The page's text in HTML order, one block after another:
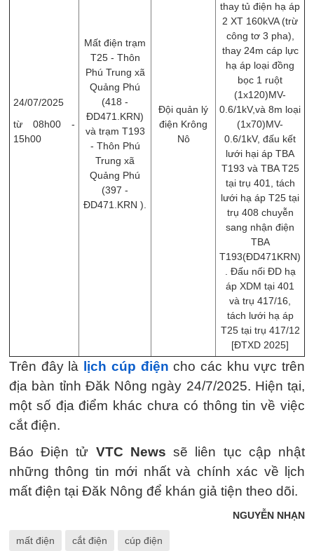
24/07/2025
từ 08h00 -
15h00
Mất điện trạm
T25 - Thôn
Phú Trung xã
Quảng Phú
(418 -
ĐD471.KRN)
và trạm T193
- Thôn Phú
Trung xã
Quảng Phú
(397 -
ĐD471.KRN ).
Đội quản lý
điện Krông
Nô
thay tủ điện hạ áp
2 XT 160kVA (trừ
công tơ 3 pha),
thay 24m cáp lực
hạ áp loại đồng
bọc 1 ruột
(1x120)MV-
0.6/1kV,và 8m loại
(1x70)MV-
0.6/1kV, đấu kết
lưới hại áp TBA
T193 và TBA T25
tại trụ 401, tách
lưới hạ áp T25 tại
trụ 408 chuyễn
sang nhận điện
TBA
T193(ĐD471KRN)
. Đấu nối ĐD hạ
áp XDM tại 401
và trụ 417/16,
tách lưới hạ áp
T25 tại trụ 417/12
[ĐTXD 2025]
Trên đây là lịch cúp điện cho các khu vực trên
địa bàn tỉnh Đăk Nông ngày 24/7/2025. Hiện tại,
một số địa điểm khác chưa có thông tin về việc
cắt điện.
Báo Điện tử VTC News sẽ liên tục cập nhật
những thông tin mới nhất và chính xác về lịch
mất điện tại Đăk Nông để khán giả tiện theo dõi.
NGUYỄN NHẠN
mất điện cắt điện cúp điện